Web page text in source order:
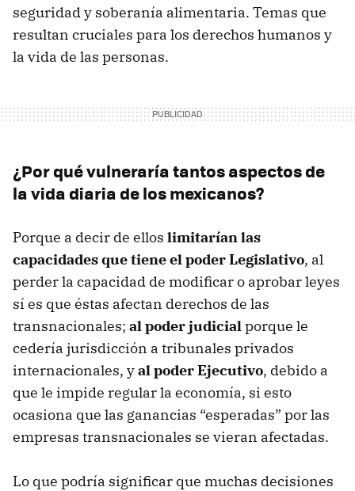
seguridad y soberanía alimentaria. Temas que
resultan cruciales para los derechos humanos y
la vida de las personas.
¿Por qué vulneraría tantos aspectos de
la vida diaria de los mexicanos?
Porque a decir de ellos limitarían las
capacidades que tiene el poder Legislativo, al
perder la capacidad de modificar o aprobar leyes
sí es que éstas afectan derechos de las
transnacionales; al poder judicialporque le
cedería jurisdicción a tribunales privados
internacionales, yal poder Ejecutivo, debido a
que le impide regular la economía, si esto
ocasiona que las ganancias “esperadas” por las
empresas transnacionales se vieran afectadas.
Lo que podría significar que muchas decisiones